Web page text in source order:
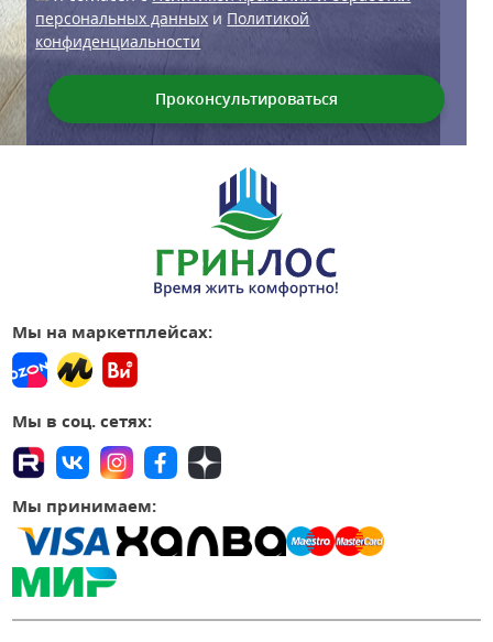
персональных данных и Политикой
конфиденциальности
Мы на маркетплейсах:
Мы в соц. сетях:
Мы принимаем: